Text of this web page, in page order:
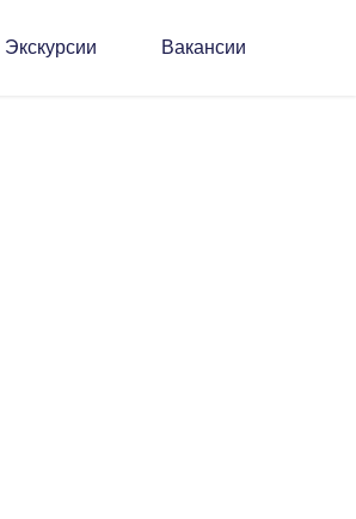
Экскурсии Вакансии